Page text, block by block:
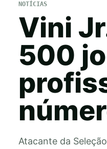
NOTÍCIAS
Vini
500
Atacante da